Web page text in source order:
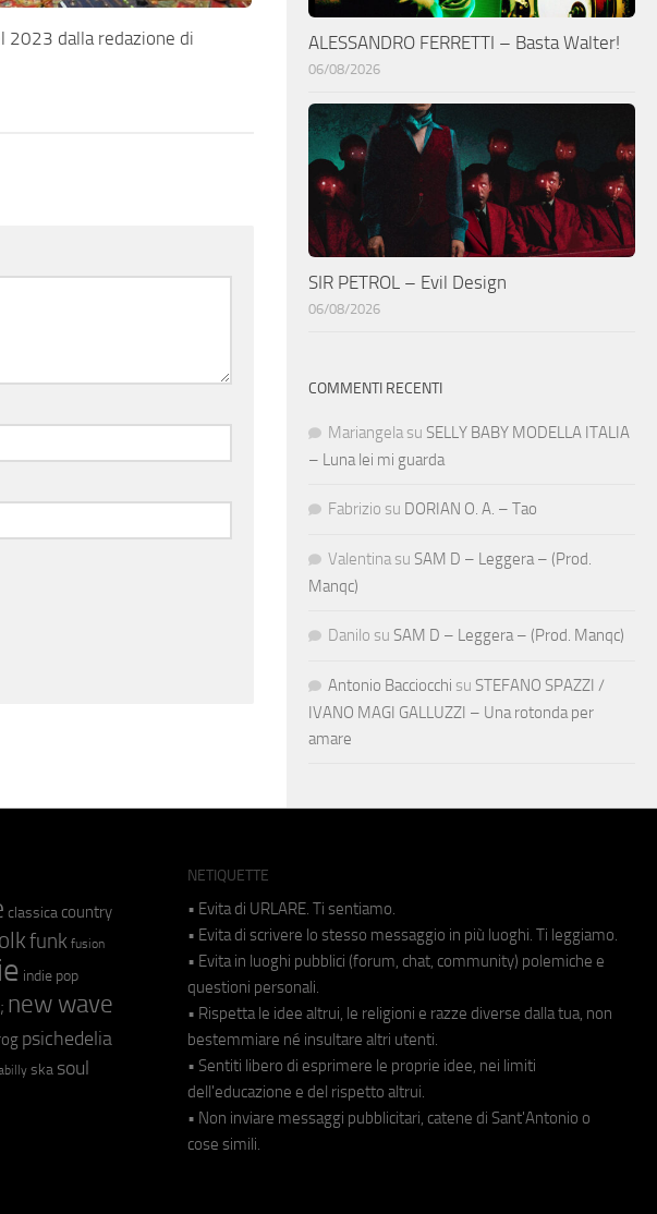
2023 dalla redazione di
ALESSANDRO FERRETTI – Basta Walter!
06/08/2026
SIR PETROL – Evil Design
06/08/2026
COMMENTI RECENTI
Mariangela su SELLY BABY MODELLA ITALIA
– Luna lei mi guarda
Fabrizio su DORIAN O. A. – Tao
Valentina su SAM D – Leggera – (Prod.
Manqc)
Danilo su SAM D – Leggera – (Prod. Manqc)
Antonio Bacciocchi su STEFANO SPAZZI /
IVANO MAGI GALLUZZI – Una rotonda per
amare
classica country
funk fusion
indie pop
new wave
psichedelia
ska soul
NETIQUETTE
• Evita di URLARE. Ti sentiamo.
• Evita di scrivere lo stesso messaggio in più luoghi. Ti leggiamo.
• Evita in luoghi pubblici (forum, chat, community) polemiche e
questioni personali.
• Rispetta le idee altrui, le religioni e razze diverse dalla tua, non
bestemmiare né insultare altri utenti.
• Sentiti libero di esprimere le proprie idee, nei limiti
dell'educazione e del rispetto altrui.
• Non inviare messaggi pubblicitari, catene di Sant'Antonio o
cose simili.